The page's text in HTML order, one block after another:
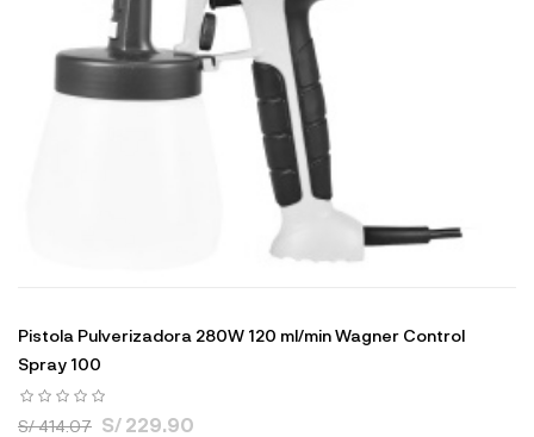
Pistola Pulverizadora 280W 120 ml/min Wagner Control
Spray 100
S/ 414.07 S/ 229.90